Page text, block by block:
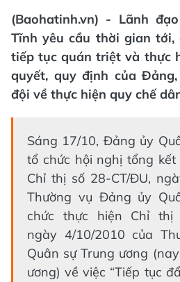
(Baohatinh.vn) - Lãnh
Tĩnh yêu cầu thời gian tới,
tiếp tục quán triệt và thực
quyết, quy định của
đội về thực hiện quy chế
Sáng 17/10, Đảng ủy
tổ chức hội nghị tổng
Chỉ thị số 28-CT/ĐU,
Thường vụ Đảng ủy
chức thực hiện Chỉ thị
ngày 4/10/2010 của
Quân sự Trung ương
ương) về việc “Tiếp tục